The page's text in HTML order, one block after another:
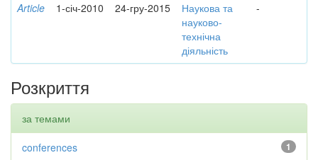
Article 1-січ-2010 24-гру-2015
Наукова та
науково-
технічна
діяльність
-
Розкриття
за темами
1
conferences